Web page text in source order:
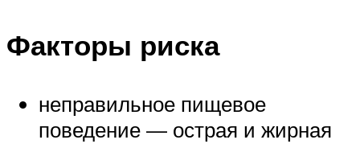
Факторы риска
неправильное пищевое
поведение — острая и жирная